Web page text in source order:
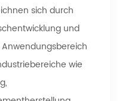
sich durch
und
wie